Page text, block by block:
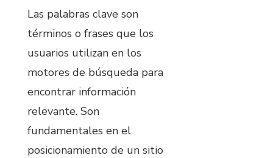
Las palabras clave son
términos o frases que los
usuarios utilizan en los
motores de búsqueda para
encontrar información
relevante. Son
fundamentales en el
posicionamiento de un sitio